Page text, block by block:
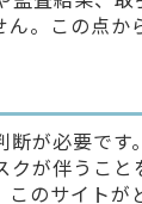
。この点か
が必要です
クが伴うこと
のサイトが